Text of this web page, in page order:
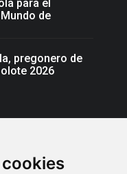
para el
de
pregonero de
2026